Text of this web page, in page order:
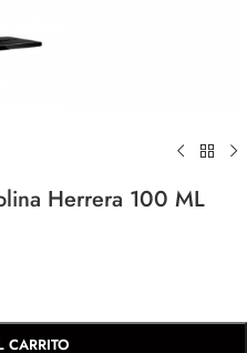
Herrera 100 ML
CARRITO